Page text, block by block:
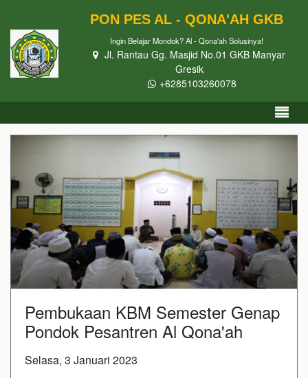
PON PES AL - QONA'AH GKB
Ingin Belajar Mondok? Al - Qona'ah Solusinya!
Jl. Rantau Gg. Masjid No.01 GKB Manyar
Gresik
+6285103260078
Pembukaan KBM Semester Genap
Pondok Pesantren Al Qona'ah
Selasa, 3 Januari 2023